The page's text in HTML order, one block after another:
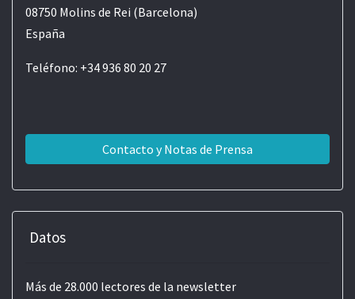
08750 Molins de Rei (Barcelona)
España
Teléfono: +34 936 80 20 27
Contacto y Notas de Prensa
Datos
Más de 28.000 lectores de la newsletter